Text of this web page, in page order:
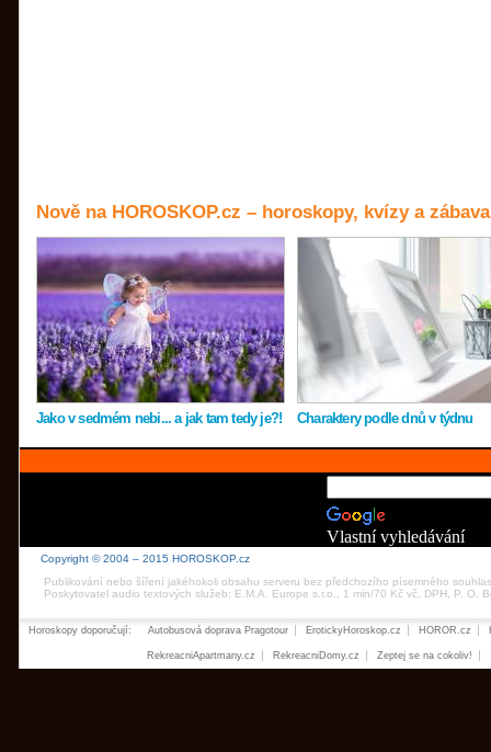
Nově na HOROSKOP.cz – horoskopy, kvízy a zábava
Jako v sedmém nebi... a jak tam tedy je?! Charaktery podle dnů v týdnu
Vlastní vyhledávání
Copyright © 2004 – 2015 HOROSKOP.cz
Publikování nebo šíření jakéhokoli obsahu serveru bez předchozího písemného
Poskytovatel audio textových služeb: E.M.A. Europe s.r.o., 1 min/70 Kč vč. DPH, P. O.
Horoskopy doporučují: Autobusová doprava Pragotour ErotickyHoroskop.cz HOROR.cz
RekreacniApartmany.cz RekreacniDomy.cz Zeptej se na cokoliv!